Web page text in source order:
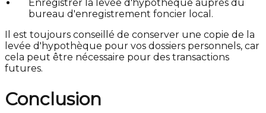
Enregistrer la levée d'hypothèque auprès du
bureau d'enregistrement foncier local.
Il est toujours conseillé de conserver une copie de la
levée d'hypothèque pour vos dossiers personnels, car
cela peut être nécessaire pour des transactions
futures.
Conclusion